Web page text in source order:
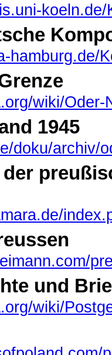
hamburg.de/
wiki/Oder-
1945
doku/archiv/
und
wiki/